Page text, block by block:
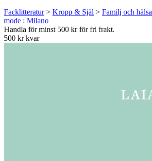
Facklitteratur> Kropp & Själ > Familj och hälsa
mode : Milano
Handla för minst 500 kr för fri frakt.
500 kr kvar